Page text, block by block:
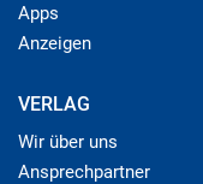
Apps
Anzeigen
VERLAG
Wir über uns
Ansprechpartner